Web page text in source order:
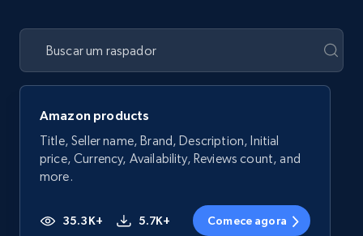
Amazon products
Title, Seller name, Brand, Description, Initial
price, Currency, Availability, Reviews count, and
more.
35.3K+ 5.7K+ Comece agora